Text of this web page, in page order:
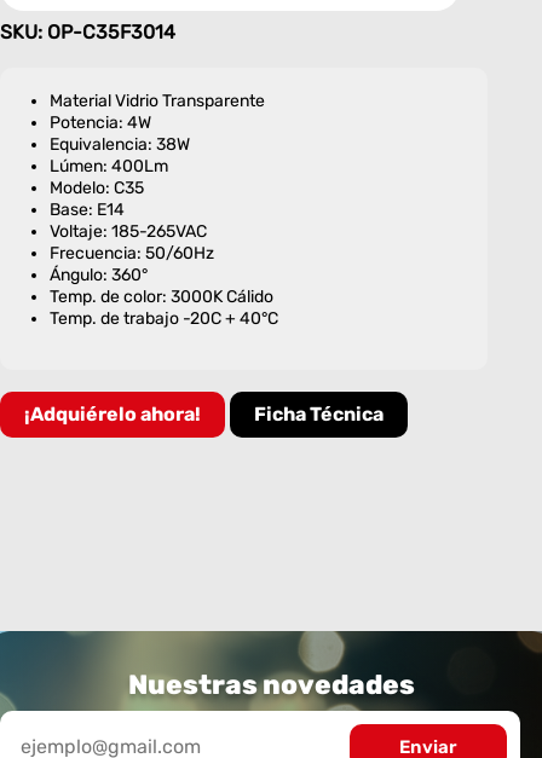
SKU: OP-C35F3014
Material Vidrio Transparente
Potencia: 4W
Equivalencia: 38W
Lúmen: 400Lm
Modelo: C35
Base: E14
Voltaje: 185-265VAC
Frecuencia: 50/60Hz
Ángulo: 360°
Temp. de color: 3000K Cálido
Temp. de trabajo -20C + 40°C
¡Adquiérelo ahora! Ficha Técnica
Nuestras novedades